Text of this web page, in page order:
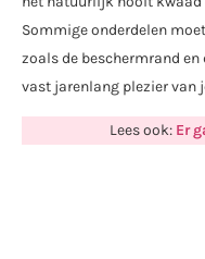
Sommige onderdelen
zoals de beschermrand en
vast jarenlang plezier van
Lees ook: Er